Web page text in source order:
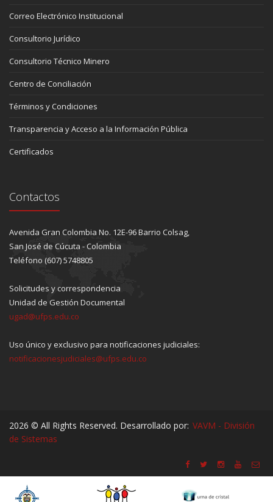
Correo Electrónico Institucional
Consultorio Jurídico
Consultorio Técnico Minero
Centro de Conciliación
Términos y Condiciones
Transparencia y Acceso a la Información Pública
Certificados
Contactos
Avenida Gran Colombia No. 12E-96 Barrio Colsag,
San José de Cúcuta - Colombia
Teléfono (607) 5748805
Solicitudes y correspondencia
Unidad de Gestión Documental
ugad@ufps.edu.co
Uso único y exclusivo para notificaciones judiciales:
notificacionesjudiciales@ufps.edu.co
2026 © All Rights Reserved. Desarrollado por: VAVM - División
de Sistemas